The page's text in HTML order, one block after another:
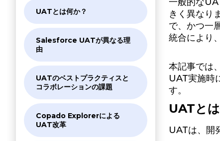
UATとは何か？
Salesforce UATが異なる理
由
UATのベストプラクティスと
コラボレーションの課題
Copado Explorerによる
UAT改革
きく異なり
で、かつ一
統合により
本記事では
UAT実施時
す。
UATと
UATは、開